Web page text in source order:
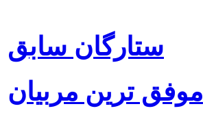
ستارگان سابق
موفق ترین مربیان